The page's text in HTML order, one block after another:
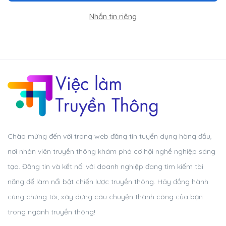
Nhắn tin riêng
Chào mừng đến với trang web đăng tin tuyển dụng hàng đầu,
nơi nhân viên truyền thông khám phá cơ hội nghề nghiệp sáng
tạo. Đăng tin và kết nối với doanh nghiệp đang tìm kiếm tài
năng để làm nổi bật chiến lược truyền thông. Hãy đồng hành
cùng chúng tôi, xây dựng câu chuyện thành công của bạn
trong ngành truyền thông!